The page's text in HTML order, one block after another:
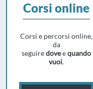
Corsi online
Corsi e percorsi online,
da
seguiredoveequando
vuoi.